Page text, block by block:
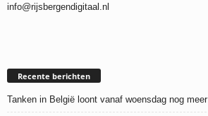
info@rijsbergendigitaal.nl
Recente berichten
Tanken in België loont vanaf woensdag nog meer